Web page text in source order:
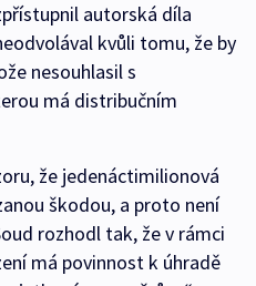
autorská díla
kvůli tomu, že by
nesouhlasil s
má distribučním
že jedenáctimilionová
škodou, a proto není
rozhodl tak, že v rámci
má povinnost k úhradě